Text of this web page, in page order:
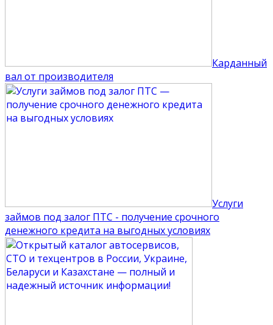
Карданный
вал от производителя
Услуги
займов под залог ПТС - получение срочного
денежного кредита на выгодных условиях